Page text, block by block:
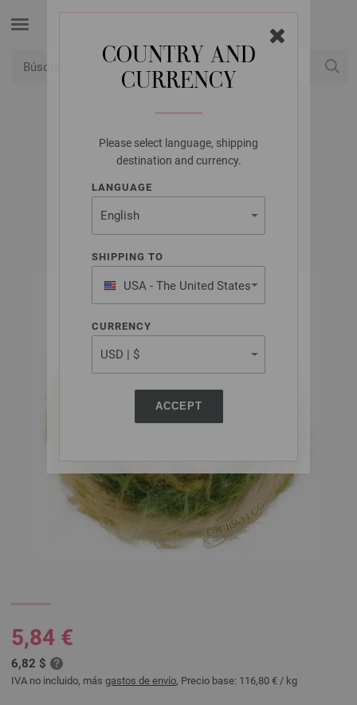
COUNTRY AND
CURRENCY
Please select language, shipping
destination and currency.
LANGUAGE
SHIPPING TO
USA - The United States
of America
CURRENCY
ACCEPT
LANA GROSSA
BASTA MISTA
5,84 €
6,82 $
IVA no incluido, más gastos de envío, Precio base: 116,80 € / kg